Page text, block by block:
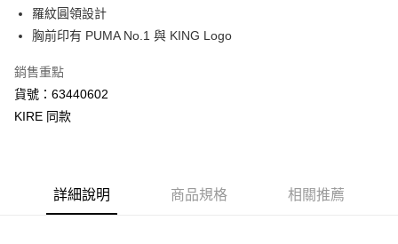
悠遊付
貨到付款
付款後7-11取貨
羅紋圓領設計
胸前印有 PUMA No.1 與 KING Logo
銷售重點
貨號：63440602
KIRE 同款
詳細說明 商品規格 相關推薦